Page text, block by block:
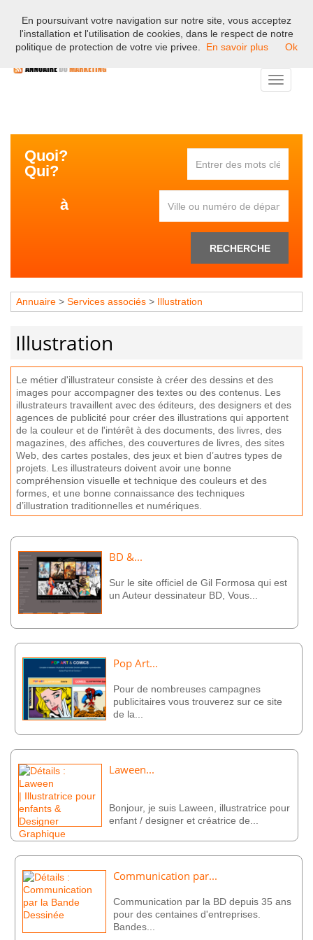
Bienvenue sur l'annuaire professionnel du marketing et de la
communication en France.
Toggle
Quoi?
Qui?
à
RECHERCHE
Annuaire > Services associés > Illustration
Illustration
Le métier d'illustrateur consiste à créer des dessins et des
images pour accompagner des textes ou des contenus Les
illustrateurs travaillent avec des éditeurs des designers et des
agences de publicité pour créer des illustrations qui apportent
de la couleur et de l'intérêt à des documents des livres des
magazines des affiches des couvertures de livres des sites
Web des cartes postales des jeux et bien d’autres types de
projets Les illustrateurs doivent avoir une bonne
compréhension visuelle et technique des couleurs et des
formes et une bonne connaissance des techniques
d’illustration traditionnelles et numériques
BD &...
Sur le site officiel de Gil Formosa qui est
un Auteur dessinateur BD, Vous...
Pop Art...
Pour de nombreuses campagnes
publicitaires vous trouverez sur ce site
de la...
Laween...
Bonjour, je suis Laween, illustratrice pour
enfant / designer et créatrice de...
Communication par...
Communication par la BD depuis 35 ans
pour des centaines d'entreprises.
Bandes...
En poursuivant votre navigation sur notre site, vous acceptez
l'installation et l'utilisation de cookies, dans le respect de notre
politique de protection de votre vie privee.
En savoir plus Ok